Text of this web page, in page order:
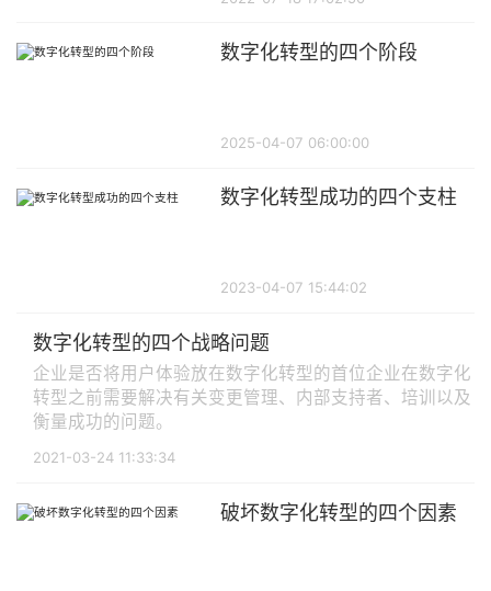
数字化转型的四个阶段
2025-04-07 06:00:00
数字化转型成功的四个支柱
2023-04-07 15:44:02
数字化转型的四个战略问题
企业是否将用户体验放在数字化转型的首位企业在数字化
转型之前需要解决有关变更管理、内部支持者、培训以及
衡量成功的问题。
2021-03-24 11:33:34
破坏数字化转型的四个因素